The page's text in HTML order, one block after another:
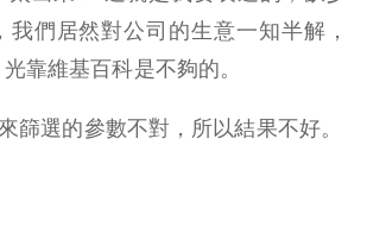
我們居然對公司的生意一知半解，
靠維基百科是不夠的。
篩選的參數不對，所以結果不好。